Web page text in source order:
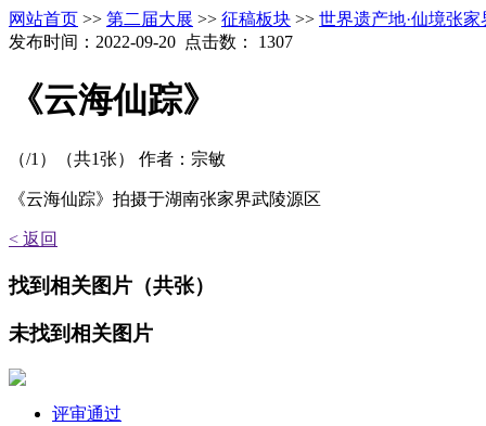
网站首页 >> 第二届大展 >> 征稿板块 >> 世界遗产地·仙境张家
发布时间：2022-09-20 点击数： 1307
《云海仙踪》
（/1） （共1张） 作者：宗敏
《云海仙踪》拍摄于湖南张家界武陵源区
< 返回
找到相关图片 （共张）
未找到相关图片
评审通过